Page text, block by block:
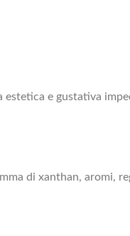
estetica e gustativa
di xanthan, aromi,